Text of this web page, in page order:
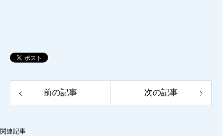
前の記事 次の記事
関連記事